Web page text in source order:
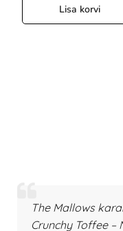
Lisa korvi
The Mallows
Crunchy Toffee –